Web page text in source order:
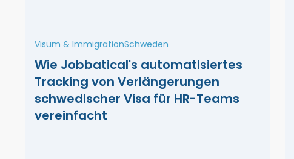
Visum & ImmigrationSchweden
Wie Jobbatical's automatisiertes
Tracking von Verlängerungen
schwedischer Visa für HR-Teams
vereinfacht